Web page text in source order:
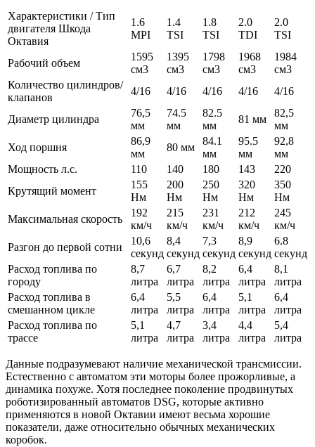
Характеристики / Тип
двигателя Шкода
Октавия
1.6
MPI
1.4
TSI
1.8
TSI
2.0
TDI
2.0
TSI
Рабочий объем
1595
см3
1395
см3
1798
см3
1968
см3
1984
см3
Количество цилиндров/
клапанов
4/16 4/16 4/16 4/16 4/16
Диаметр цилиндра
76,5
мм
74.5
мм
82.5
мм
81 мм
82,5
мм
Ход поршня
86,9
мм
80 мм
84.1
мм
95.5
мм
92,8
мм
Мощность л.с.
110 140 180 143
220
Крутящий момент
155
Нм
200
Нм
250
Нм
320
Нм
350
Нм
Максимальная скорость
192
км/ч
215
км/ч
231
км/ч
212
км/ч
245
км/ч
Разгон до первой сотни
10,6
секунд
8,4
секунд
7,3
секунд
8,9
секунд
6.8
секунд
Расход топлива по
городу
8,7
литра
6,7
литра
8,2
литра
6,4
литра
8,1
литра
Расход топлива в
смешанном цикле
6,4
литра
5,5
литра
6,4
литра
5,1
литра
6,4
литра
Расход топлива по
трассе
5,1
литра
4,7
литра
3,4
литра
4,4
литра
5,4
литра
Данные подразумевают наличие механической трансмиссии.
Естественно с автоматом эти моторы более прожорливые, а
динамика похуже. Хотя последнее поколение продвинутых
роботизированный автоматов DSG, которые активно
применяются в новой Октавии имеют весьма хорошие
показатели, даже относительно обычных механических
коробок.